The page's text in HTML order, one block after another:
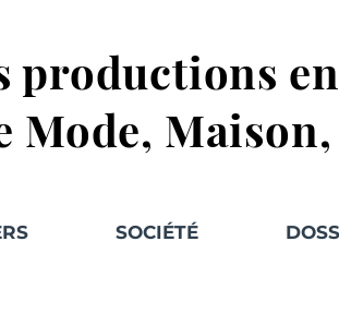
productions
Mode,
SOCIÉTÉ